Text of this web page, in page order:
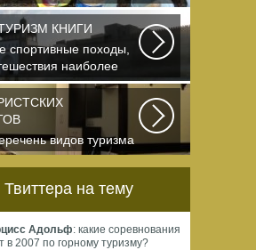
КНИГИ
спортивные походы,
наиболее
видов туризма
Твиттера на тему
Адольф: какие соревнования
в 2007 по горному туризму?